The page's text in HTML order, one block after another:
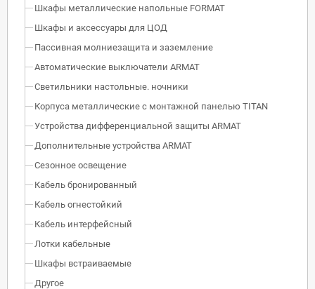
Шкафы металлические напольные FORMAT
Шкафы и аксессуары для ЦОД
Пассивная молниезащита и заземление
Автоматические выключатели ARMAT
Светильники настольные. ночники
Корпуса металлические с монтажной панелью TITAN
Устройства дифференциальной защиты ARMAT
Дополнительные устройства ARMAT
Сезонное освещение
Кабель бронированный
Кабель огнестойкий
Кабель интерфейсный
Лотки кабельные
Шкафы встраиваемые
Другое